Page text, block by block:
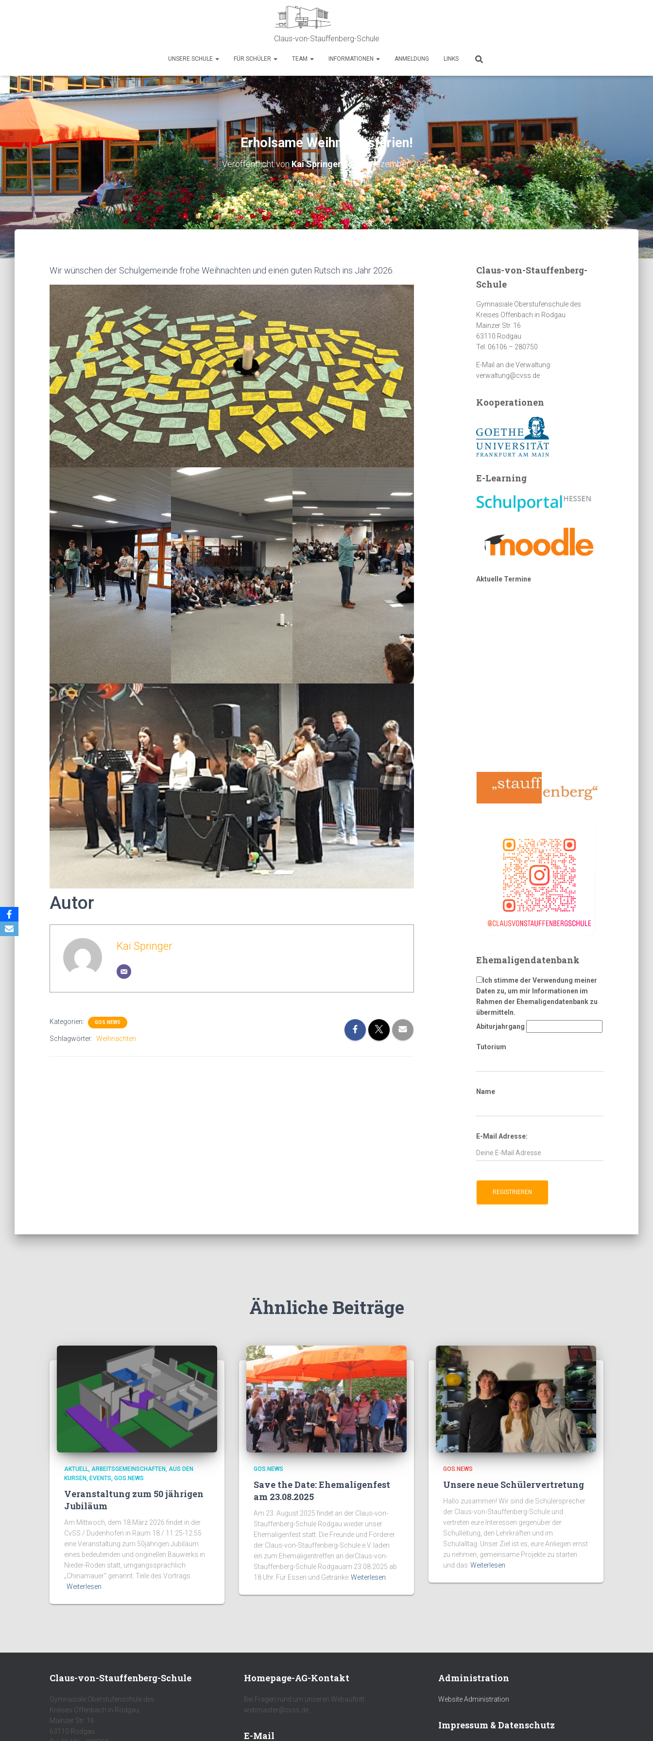
Claus-von-Stauffenberg-Schule
UNSERE SCHULE FÜR SCHÜLER TEAM INFORMATIONEN ANMELDUNG LINKS
Erholsame Weihnachtsferien!
Veröffentlicht von Kai Springeram 19. Dezember 2025
Wir wünschen der Schulgemeinde frohe Weihnachten und einen guten Rutsch ins Jahr 2026.
Autor
Kai Springer
Kategorien: GOS.NEWS
Schlagwörter: Weihnachten
Claus-von-Stauffenberg-
Schule
Gymnasiale Oberstufenschule des
Kreises Offenbach in Rodgau
Mainzer Str. 16
63110 Rodgau
Tel. 06106 – 280750
E-Mail an die Verwaltung:
verwaltung@cvss.de
Kooperationen
E-Learning
Aktuelle Termine
Ehemaligendatenbank
Ich stimme der Verwendung meiner
Daten zu, um mir Informationen im
Rahmen der Ehemaligendatenbank zu
übermitteln.
Abiturjahrgang
Tutorium
Name
E-Mail Adresse:
Ähnliche Beiträge
AKTUELL ARBEITSGEMEINSCHAFTEN AUS DEN
KURSEN
EVENTS GOS.NEWS
Veranstaltung zum 50 jährigen
Jubiläum
Am Mittwoch, dem 18.März 2026 findet in der
CvSS / Dudenhofen in Raum 18 / 11:25-12:55
eine Veranstaltung zum 50jährigen Jubiläum
eines bedeutenden und originellen Bauwerks in
Nieder-Roden statt, umgangssprachlich
„Chinamauer“ genannt. Teile des Vortrags
Weiterlesen
GOS.NEWS
Save the Date: Ehemaligenfest
am 23.08.2025
Am 23. August 2025 findet an der Claus-von-
Stauffenberg-Schule Rodgau wieder unser
Ehemaligenfest statt. Die Freunde und Förderer
der Claus-von-Stauffenberg-Schule e.V. laden
ein zum Ehemaligentreffen an derClaus-von-
Stauffenberg-Schule Rodgauam 23.08.2025 ab
18 Uhr. Für Essen und Getränke Weiterlesen
GOS.NEWS
Unsere neue Schülervertretung
Hallo zusammen! Wir sind die Schülersprecher
der Claus-von-Stauffenberg-Schule und
vertreten eure Interessen gegenüber der
Schulleitung, den Lehrkräften und im
Schulalltag. Unser Ziel ist es, eure Anliegen ernst
zu nehmen, gemeinsame Projekte zu starten
und das Weiterlesen
Claus-von-Stauffenberg-Schule
Gymnasiale Oberstufenschule des
Kreises Offenbach in Rodgau
Mainzer Str. 16
63110 Rodgau
Homepage-AG-Kontakt
Bei Fragen rund um unseren Webauftritt:
webmaster@cvss.de
E-Mail
Administration
Website Administration
Impressum & Datenschutz